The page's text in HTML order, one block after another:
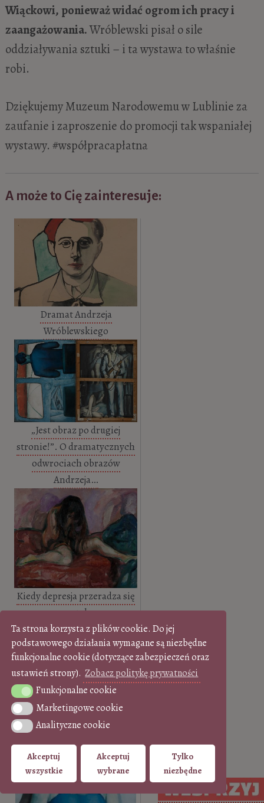
Ta strona korzysta z plików cookie. Do jej
podstawowego działania wymagane są niezbędne
funkcjonalne cookie (dotyczące zabezpieczeń oraz
ustawień strony). Zobacz politykę prywatności
Funkcjonalne cookie
Funkcjonalne cookie
Marketingowe cookie
Marketingowe cookie
Analityczne cookie
Analityczne cookie
Akceptuj
wszystkie
Akceptuj
wybrane
Tylko
niezbędne
Wiąckowi, ponieważ widać ogrom ich pracy i
zaangażowania.Wróblewski pisał o sile
oddziaływania sztuki – i ta wystawa to właśnie
robi.
Dziękujemy Muzeum Narodowemu w Lublinie za
zaufanie i zaproszenie do promocji tak wspaniałej
wystawy. #współpracapłatna
A może to Cię zainteresuje:
Dramat Andrzeja
Wróblewskiego
„Jest obraz po drugiej
stronie!”. O dramatycznych
odwrociach obrazów
Andrzeja…
Kiedy depresja przeradza się
w sztukę
Wywiad z Mistrzem.
Rozmowa z Andrzejem Wajdą
o tym, co…